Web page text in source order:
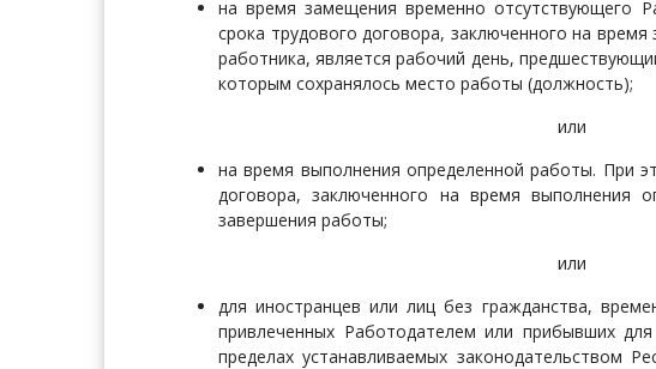
на время замещения временно отсутствующего
срока трудового договора, заключенного на
работника, является рабочий день,
которым сохранялось место работы (должность);
или
на время выполнения определенной работы. При
договора, заключенного на время выполнения
завершения работы;
или
для иностранцев или лиц без гражданства,
привлеченных Работодателем или прибывших
пределах устанавливаемых законодательством